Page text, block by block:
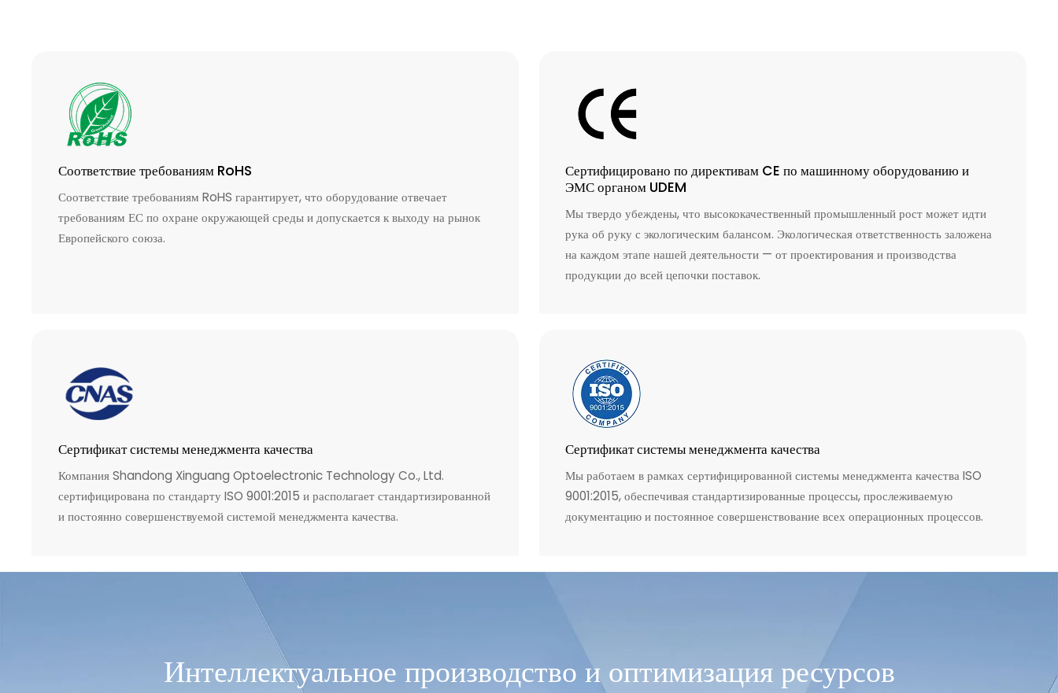
Соответствие требованиям RoHS
Соответствие требованиям RoHS гарантирует, что оборудование отвечает
требованиям ЕС по охране окружающей среды и допускается к выходу на рынок
Европейского союза.
Сертифицировано по директивам CE по машинному оборудованию и
ЭМС органом UDEM
Мы твердо убеждены, что высококачественный промышленный рост может идти
рука об руку с экологическим балансом. Экологическая ответственность заложена
на каждом этапе нашей деятельности — от проектирования и производства
продукции до всей цепочки поставок.
Сертификат системы менеджмента качества
Компания Shandong Xinguang Optoelectronic Technology Co., Ltd.
сертифицирована по стандарту ISO 9001:2015 и располагает стандартизированной
и постоянно совершенствуемой системой менеджмента качества.
Сертификат системы менеджмента качества
Мы работаем в рамках сертифицированной системы менеджмента качества ISO
9001:2015, обеспечивая стандартизированные процессы, прослеживаемую
документацию и постоянное совершенствование всех операционных процессов.
Интеллектуальное производство и оптимизация ресурсов